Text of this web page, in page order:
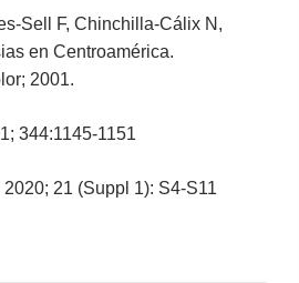
Sell F, Chinchilla-Cálix N,
en Centroamérica.
2001.
344:1145-1151
21 (Suppl 1): S4-S11